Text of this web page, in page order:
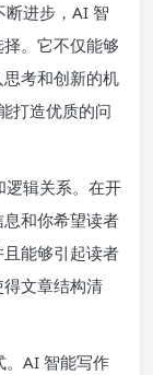
断进步，AI 智
。它不仅能够
考和创新的机
打造优质的问
逻辑关系。在开
和你希望读者
能够引起读者
文章结构清
。AI 智能写作